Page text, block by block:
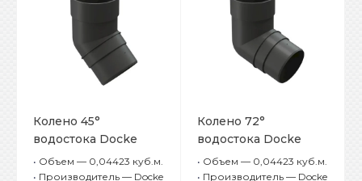
Колено 45°
водостока Docke
Premium Графит
• Объем — 0,04423 куб.м.
• Производитель — Docke
Колено 72°
водостока Docke
Premium Графит
• Объем — 0,04423 куб.м.
• Производитель — Docke